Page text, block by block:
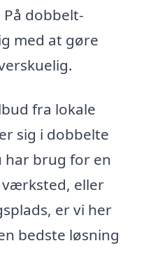
dobbelt-
med at gøre
fra lokale
sig i dobbelte
har brug for en
eller
er vi her
bedste løsning